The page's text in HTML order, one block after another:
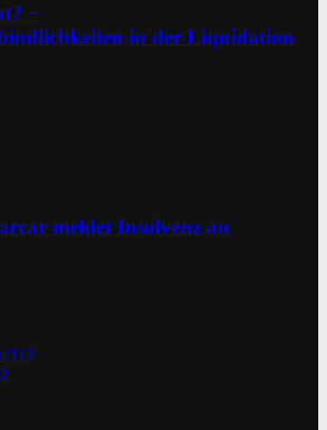
−
in der Liquidation
meldet Insolvenz an
2112